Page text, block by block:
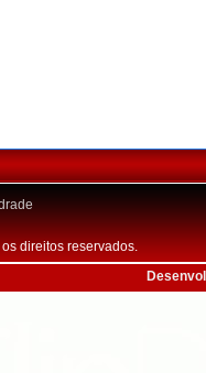
os direitos reservados.